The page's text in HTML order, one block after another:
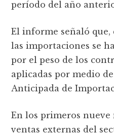
período del año
El informe señaló que,
las importaciones se
por el peso de los
aplicadas por medio
Anticipada de
En los primeros nueve
ventas externas del